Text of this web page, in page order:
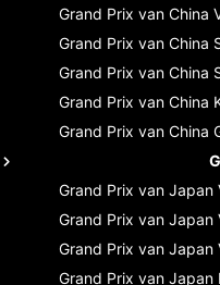
Grand Prix van China
Grand Prix van China
Grand Prix van China
Grand Prix van China
Grand Prix van China
Grand Prix van Japan
Grand Prix van Japan
Grand Prix van Japan
Grand Prix van Japan